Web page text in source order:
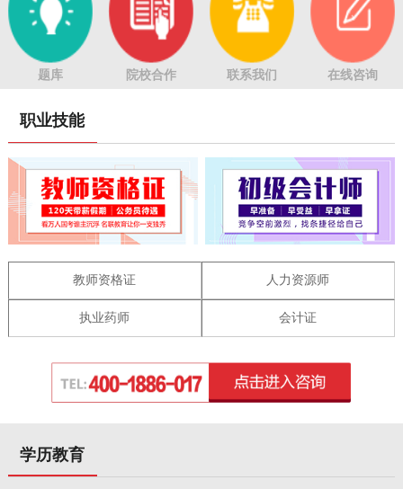
题库 院校合作 联系我们 在线咨询
职业技能
教师资格证 人力资源师
执业药师 会计证
学历教育